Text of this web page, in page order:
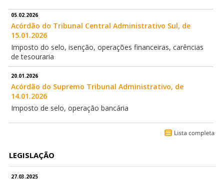
05.02.2026
Acórdão do Tribunal Central Administrativo Sul, de
15.01.2026
Imposto do selo, isenção, operações financeiras, carências
de tesouraria
20.01.2026
Acórdão do Supremo Tribunal Administrativo, de
14.01.2026
Imposto de selo, operação bancária
LEGISLAÇÃO
27.03.2025